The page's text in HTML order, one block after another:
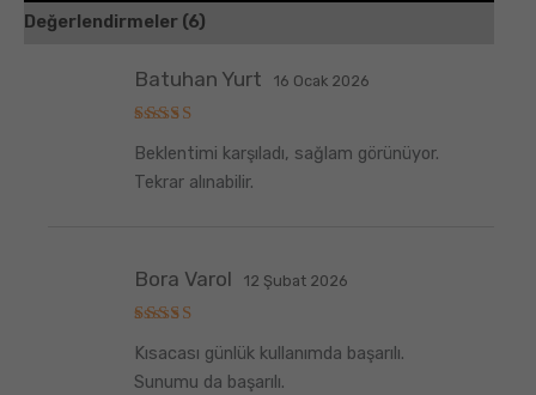
Değerlendirmeler (6)
üzerinden
5 oy aldı
Batuhan Yurt 16 Ocak 2026
Beklentimi karşıladı, sağlam görünüyor.
Tekrar alınabilir.
üzerinden
5
oy aldı
Bora Varol 12 Şubat 2026
Kısacası günlük kullanımda başarılı.
Sunumu da başarılı.